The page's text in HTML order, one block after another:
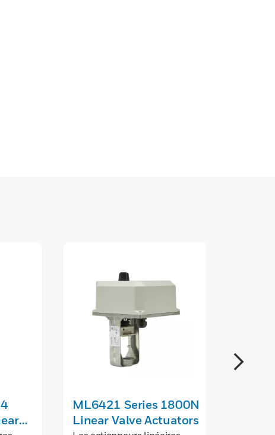
ML6421 Series 1800N
Linear Valve Actuators